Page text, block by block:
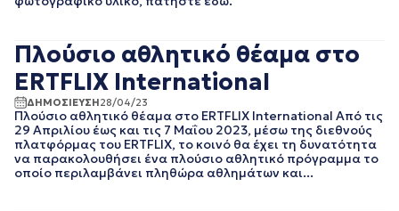
ΕΡΤ
ΤΑΙΝΙΕΣ
ΠΟΛΙΤΙΚΗ
ΠΟΛΙΤΙΣΜΟΣ
ΡΑΔΙΟΦΩΝΟ
ΤΗΛΕΟΡΑΣΗ
ΜΑΡΤΙΟΣ 2025
ΦΕΒΡΟΥΑΡΙΟΣ 2025
ΙΑΝΟΥΑΡΙΟΣ 2025
ΔΕΚΕΜΒΡΙΟΣ 2024
ΝΟΕΜΒΡΙΟΣ 2024
ΟΚΤΩΒΡΙΟΣ 2024
ΣΕΠΤΕΜΒΡΙΟΣ 2024
Πλούσιο αθλητικό θέαμα στο
ERTFLIX International
ΔΗΜΟΣΙΕΥΣΗ28/04/23
Πλούσιο αθλητικό θέαμα στο ERTFLIX International Από τις
29 Απριλίου έως και τις 7 Μαΐου 2023, μέσω της διεθνούς
πλατφόρμας του ERTFLIX, το κοινό θα έχει τη δυνατότητα
να παρακολουθήσει ένα πλούσιο αθλητικό πρόγραμμα το
οποίο περιλαμβάνει πληθώρα αθλημάτων και...